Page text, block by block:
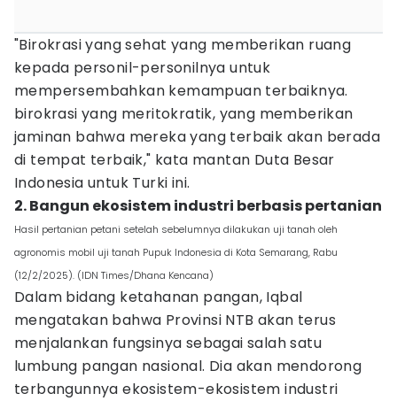
"Birokrasi yang sehat yang memberikan ruang
kepada personil-personilnya untuk
mempersembahkan kemampuan terbaiknya.
birokrasi yang meritokratik, yang memberikan
jaminan bahwa mereka yang terbaik akan berada
di tempat terbaik," kata mantan Duta Besar
Indonesia untuk Turki ini.
2. Bangun ekosistem industri berbasis pertanian
Hasil pertanian petani setelah sebelumnya dilakukan uji tanah oleh
agronomis mobil uji tanah Pupuk Indonesia di Kota Semarang, Rabu
(12/2/2025). (IDN Times/Dhana Kencana)
Dalam bidang ketahanan pangan, Iqbal
mengatakan bahwa Provinsi NTB akan terus
menjalankan fungsinya sebagai salah satu
lumbung pangan nasional. Dia akan mendorong
terbangunnya ekosistem-ekosistem industri